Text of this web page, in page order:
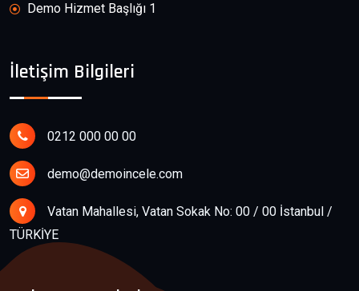
Demo Hizmet Başlığı 1
İletişim Bilgileri
0212 000 00 00
demo@demoincele.com
Vatan Mahallesi, Vatan Sokak No: 00 / 00 İstanbul /
TÜRKİYE